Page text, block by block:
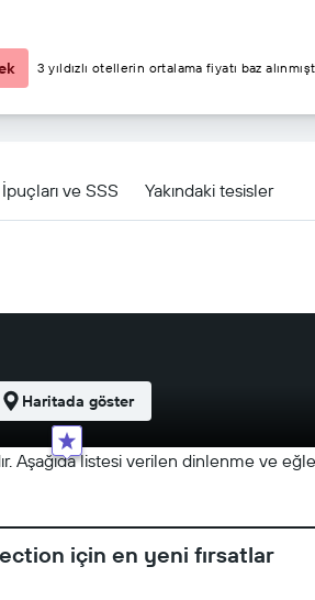
İpuçları ve SSS Yakındaki tesisler
Aşağıda listesi verilen dinlenme ve
Haritada göster
için en yeni fırsatlar
3 yıldızlı otellerin ortalama fiyatı baz